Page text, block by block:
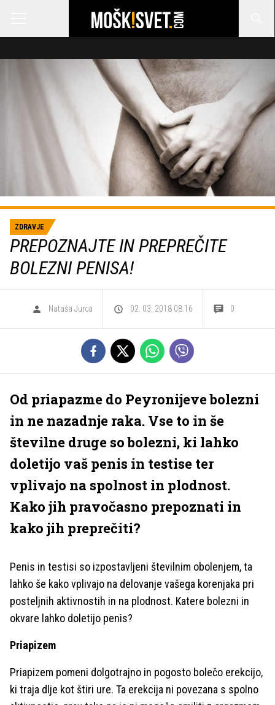
ZDRAVJE
PREPOZNAJTE IN PREPREČITE
BOLEZNI PENISA!
Nataša Jurca 02. 03. 2018 08.16 0
Od priapazme do Peyronijeve bolezni
in ne nazadnje raka. Vse to in še
številne druge so bolezni, ki lahko
doletijo vaš penis in testise ter
vplivajo na spolnost in plodnost.
Kako jih pravočasno prepoznati in
kako jih preprečiti?
Penis in testisi so izpostavljeni številnim obolenjem, ta
lahko še kako vplivajo na delovanje vašega korenjaka pri
posteljnih aktivnostih in na plodnost. Katere bolezni in
okvare lahko doletijo penis?
Priapizem
Priapizem pomeni dolgotrajno in pogosto bolečo erekcijo,
ki traja dlje kot štiri ure. Ta erekcija ni povezana s spolno